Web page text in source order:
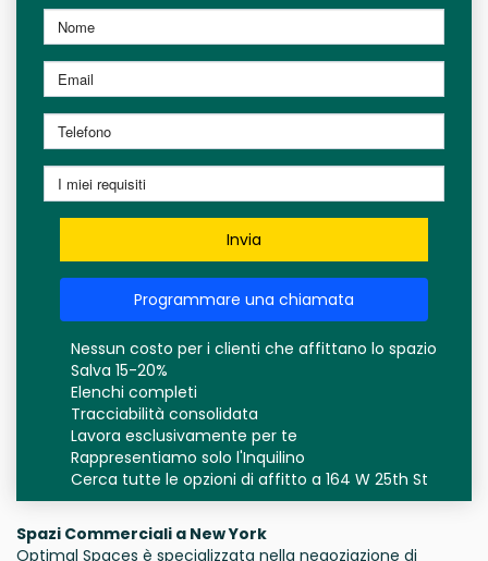
Invia
Programmare una chiamata
Nessun costo per i clienti che affittano lo spazio
Salva 15-20%
Elenchi completi
Tracciabilità consolidata
Lavora esclusivamente per te
Rappresentiamo solo l'Inquilino
Cerca tutte le opzioni di affitto a 164 W 25th St
Spazi Commerciali a New York
Optimal Spaces è specializzata nella negoziazione di